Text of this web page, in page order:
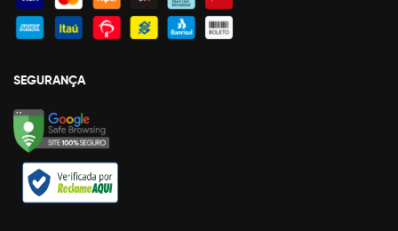
SEGURANÇA